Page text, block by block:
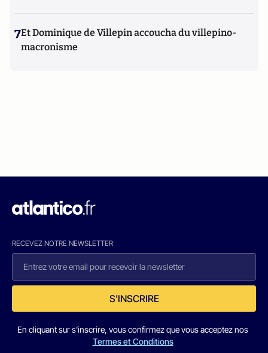
7Et Dominique de Villepin accoucha du villepino-
macronisme
RECEVEZ NOTRE NEWSLETTER
S'INSCRIRE
En cliquant sur s'inscrire, vous confirmez que vous acceptez nos
Termes et Conditions